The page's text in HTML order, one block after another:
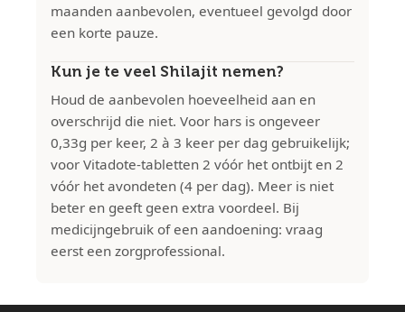
maanden aanbevolen, eventueel gevolgd door
een korte pauze.
Kun je te veel Shilajit nemen?
Houd de aanbevolen hoeveelheid aan en
overschrijd die niet. Voor hars is ongeveer
0,33g per keer, 2 à 3 keer per dag gebruikelijk;
voor Vitadote-tabletten 2 vóór het ontbijt en 2
vóór het avondeten (4 per dag). Meer is niet
beter en geeft geen extra voordeel. Bij
medicijngebruik of een aandoening: vraag
eerst een zorgprofessional.